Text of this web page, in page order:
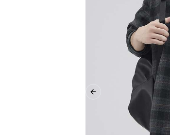
Previous slide